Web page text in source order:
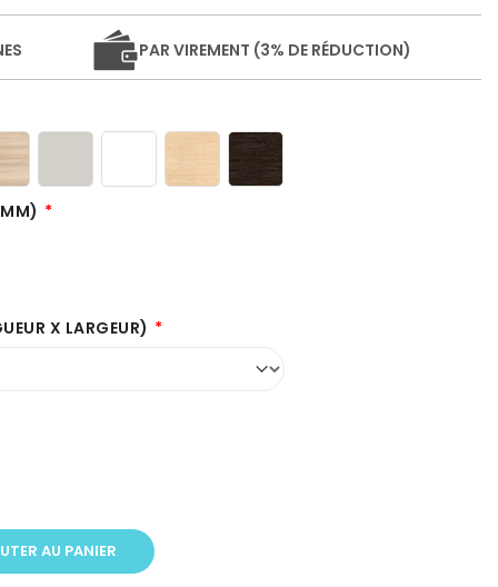
PAR VIREMENT (3% DE RÉDUCTION)
X LARGEUR)
AU PANIER